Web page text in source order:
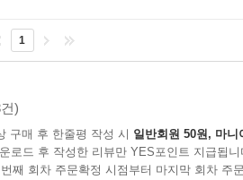
1
)
구매 후 한줄평 작성 시 일반회원 50원, 마니
로드 후 작성한 리뷰만 YES포인트 지급됩니
째 회차 주문확정 시점부터 마지막 회차 주